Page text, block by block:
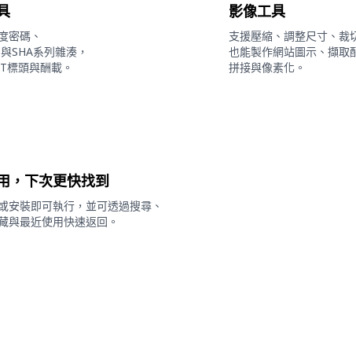
密碼、
SHA系列雜湊，
標頭與酬載。
影像工具
支援壓縮、調整尺寸、裁
也能製作網站圖示、擷取
拼接與像素化。
，下次更快找到
安裝即可執行，並可透過搜尋、
與最近使用快速返回。